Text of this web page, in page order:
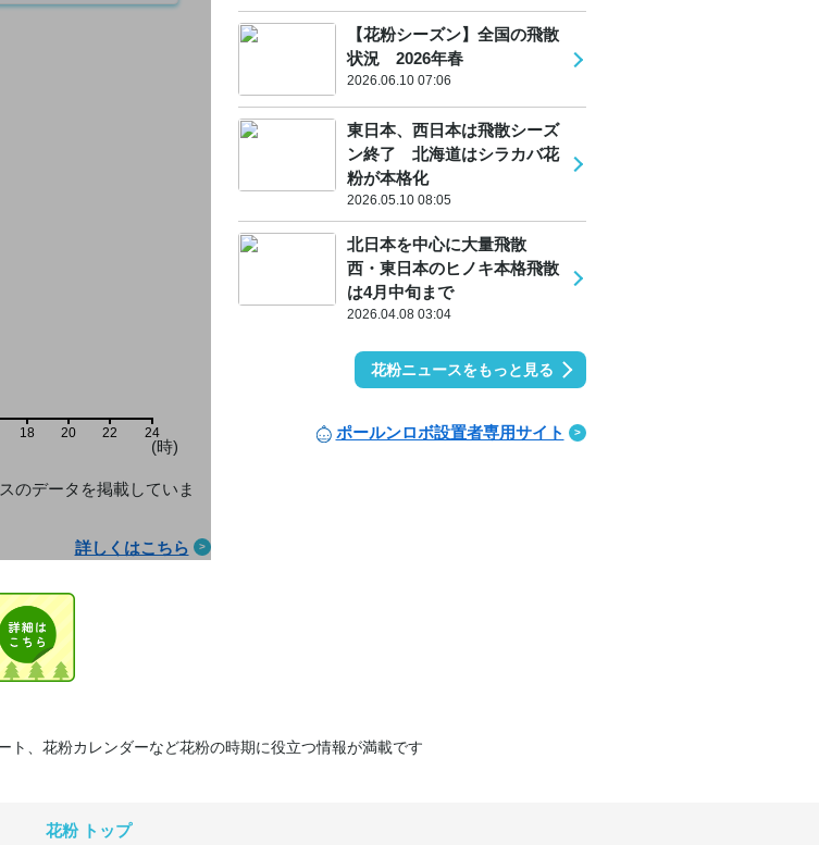
18 20 22 24
(時)
のデータを掲載していま
詳しくはこちら
【花粉シーズン】全国の飛散
状況 2026年春
2026.06.10 07:06
東日本、西日本は飛散シーズ
ン終了 北海道はシラカバ花
粉が本格化
2026.05.10 08:05
北日本を中心に大量飛散
西・東日本のヒノキ本格飛散
は4月中旬まで
2026.04.08 03:04
花粉ニュースをもっと見る
ポールンロボ設置者専用サイト
ト、花粉カレンダーなど花粉の時期に役立つ情報が満載です
花粉 トップ